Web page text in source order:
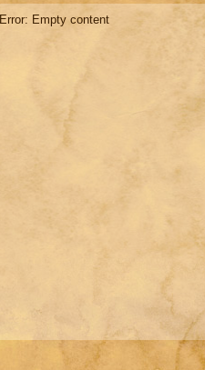
Error: Empty content